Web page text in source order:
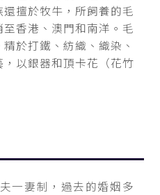
擅於牧牛，所飼養的毛
香港、澳門和南洋。毛
於打鐵、紡織、織染、
以銀器和頂卡花（花竹
一妻制，過去的婚姻多